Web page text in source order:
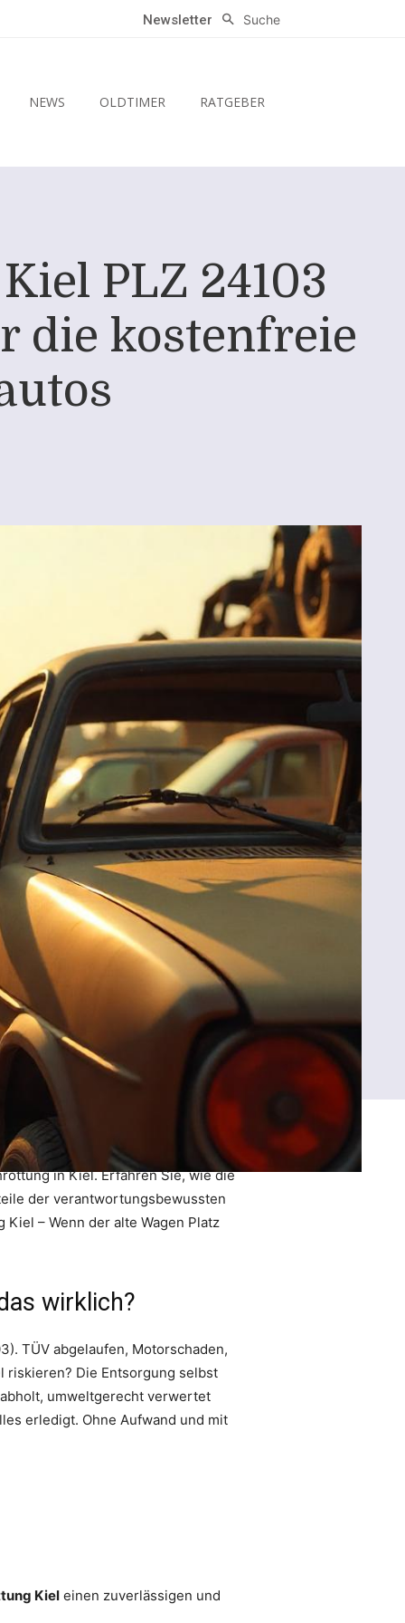
Newsletter Suche
NEWS OLDTIMER RATGEBER
PLZ 24103
die kostenfreie
in Kiel. Erfahren Sie, wie die
der verantwortungsbewussten
– Wenn der alte Wagen Platz
wirklich?
TÜV abgelaufen, Motorschaden,
riskieren? Die Entsorgung selbst
umweltgerecht verwertet
erledigt. Ohne Aufwand und mit
Kiel einen zuverlässigen und